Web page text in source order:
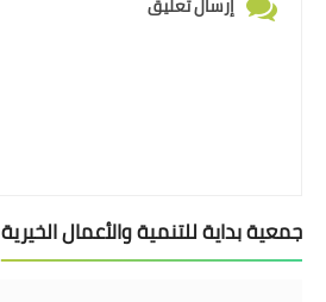
إرسال تعليق
جمعية بداية للتنمية والأعمال الخيرية